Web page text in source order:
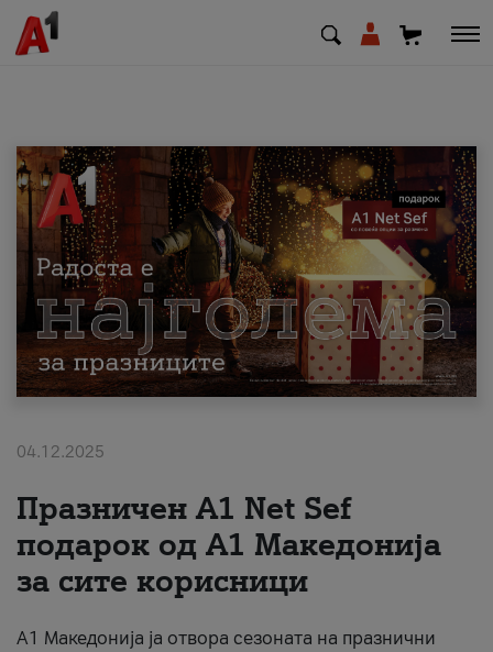
МК EN SQ
Приватни Деловни
Поддршка
Надополни кредит
За нас
#ПодобарОнлајн
04.12.2025
Празничен A1 Net Sеf
подарок од А1 Македонија
за сите корисници
А1 Македонија ја отвора сезоната на празнични